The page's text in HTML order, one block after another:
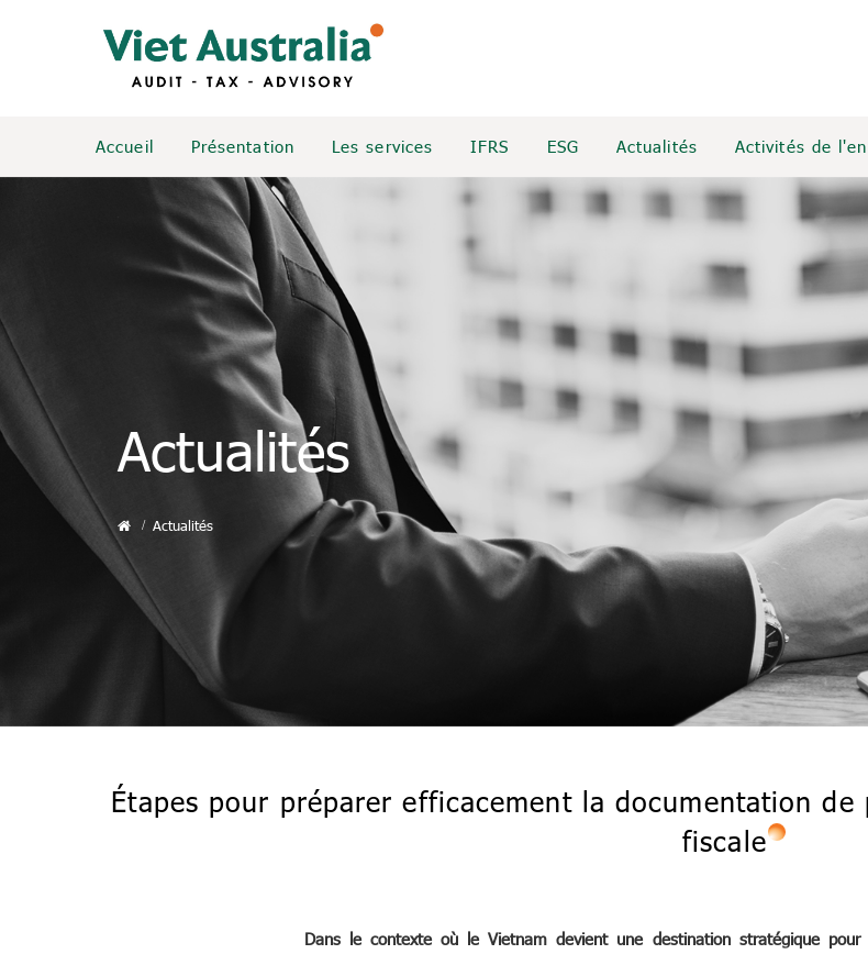
Accueil Présentation Les services IFRS ESG Actualités Activités de
Actualités
Actualités
Étapes pour préparer efficacement la documentation
fiscale
Dans le contexte où le Vietnam devient une destination stratégique